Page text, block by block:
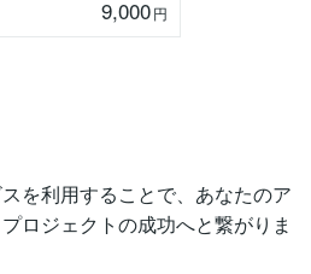
9,000円
を利用することで、あなたのア
ロジェクトの成功へと繋がりま